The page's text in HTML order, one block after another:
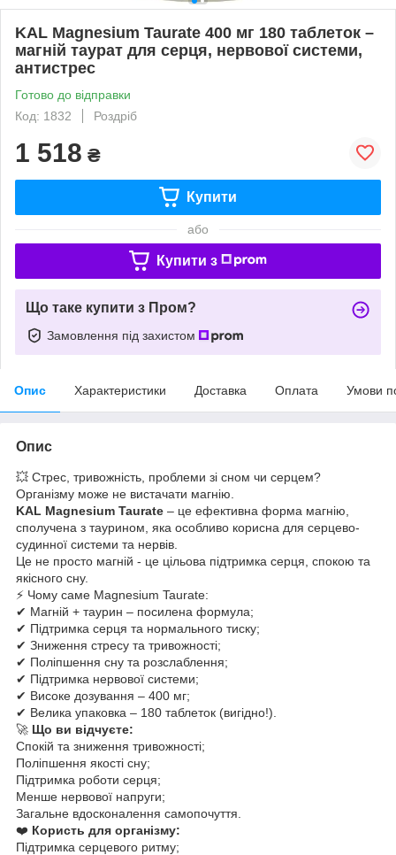
KAL Magnesium Taurate 400 мг 180 таблеток –
магній таурат для серця, нервової системи,
антистрес
Готово до відправки
Код: 1832
Роздріб
1 518 ₴
Купити
або
Купити з
Що таке купити з Пром?
Замовлення під захистом
Опис Характеристики Доставка Оплата Умови
Опис
💥 Стрес, тривожність, проблеми зі сном чи серцем?
Організму може не вистачати магнію.
KAL Magnesium Taurate – це ефективна форма магнію,
сполучена з таурином, яка особливо корисна для серцево-
судинної системи та нервів.
Це не просто магній - це цільова підтримка серця, спокою та
якісного сну.
⚡ Чому саме Magnesium Taurate:
✔ Магній + таурин – посилена формула;
✔ Підтримка серця та нормального тиску;
✔ Зниження стресу та тривожності;
✔ Поліпшення сну та розслаблення;
✔ Підтримка нервової системи;
✔ Високе дозування – 400 мг;
✔ Велика упаковка – 180 таблеток (вигідно!).
🚀 Що ви відчуєте:
Спокій та зниження тривожності;
Поліпшення якості сну;
Підтримка роботи серця;
Менше нервової напруги;
Загальне вдосконалення самопочуття.
❤️ Користь для організму:
Підтримка серцевого ритму;